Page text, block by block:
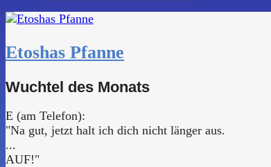
Etoshas Pfanne
Wuchtel des Monats
E (am Telefon):
"Na gut, jetzt halt ich dich nicht länger aus.
...
AUF!"